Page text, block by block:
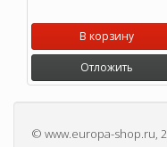
В корзину
Отложить
© www.europa-shop.ru,